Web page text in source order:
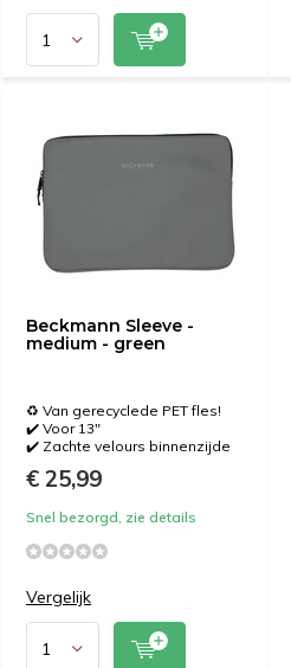
Beckmann Sleeve -
medium - green
♻️ Van gerecyclede PET fles!
✔️ Voor 13"
✔️ Zachte velours binnenzijde
€ 25,99
Snel bezorgd, zie details
Vergelijk